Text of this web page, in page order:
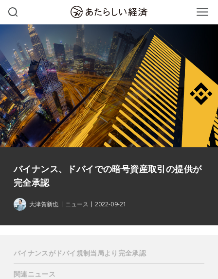
バイナンス、ドバイでの暗号資産取引の提供が
完全承認
大津賀新也 ニュース 2022-09-21
バイナンスがドバイ規制当局より完全承認
関連ニュース